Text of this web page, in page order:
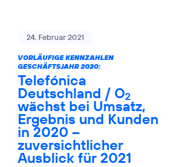
24. Februar 2021
VORLÄUFIGE KENNZAHLEN
GESCHÄFTSJAHR 2020:
Telefónica
Deutschland / O2
wächst bei Umsatz,
Ergebnis und Kunden
in 2020 –
zuversichtlicher
Ausblick für 2021